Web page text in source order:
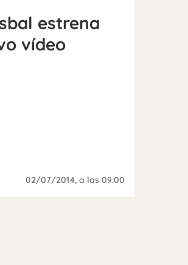
estrena
vídeo
02/07/2014, a las 09:00